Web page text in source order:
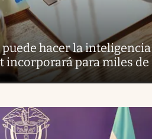
puede hacer la inteligencia
incorporará para miles de